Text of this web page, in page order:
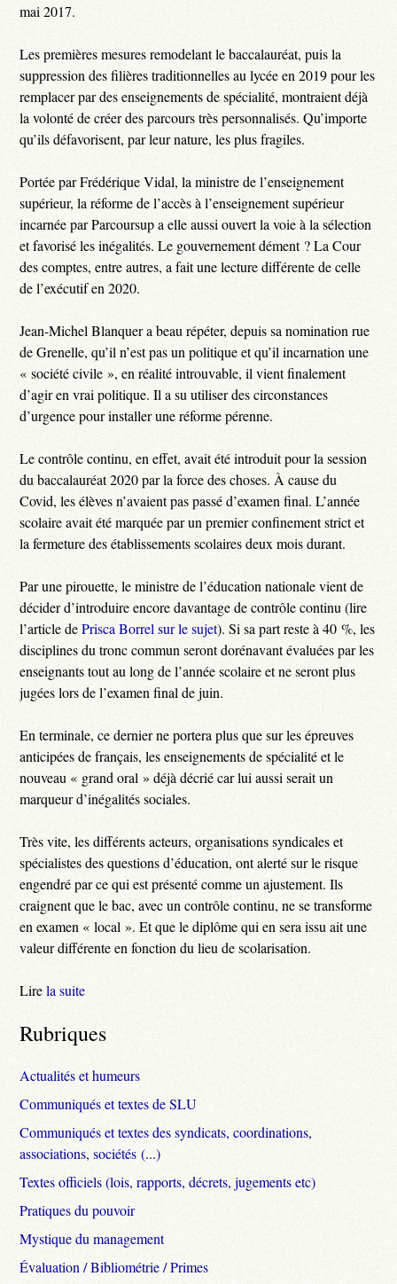
mai 2017.
Les premières mesures remodelant le baccalauréat, puis la
suppression des filières traditionnelles au lycée en 2019 pour les
remplacer par des enseignements de spécialité, montraient déjà
la volonté de créer des parcours très personnalisés. Qu’importe
qu’ils défavorisent, par leur nature, les plus fragiles.
Portée par Frédérique Vidal, la ministre de l’enseignement
supérieur, la réforme de l’accès à l’enseignement supérieur
incarnée par Parcoursup a elle aussi ouvert la voie à la sélection
et favorisé les inégalités. Le gouvernement dément ? La Cour
des comptes, entre autres, a fait une lecture différente de celle
de l’exécutif en 2020.
Jean-Michel Blanquer a beau répéter, depuis sa nomination rue
de Grenelle, qu’il n’est pas un politique et qu’il incarnation une
« société civile », en réalité introuvable, il vient finalement
d’agir en vrai politique. Il a su utiliser des circonstances
d’urgence pour installer une réforme pérenne.
Le contrôle continu, en effet, avait été introduit pour la session
du baccalauréat 2020 par la force des choses. À cause du
Covid, les élèves n’avaient pas passé d’examen final. L’année
scolaire avait été marquée par un premier confinement strict et
la fermeture des établissements scolaires deux mois durant.
Par une pirouette, le ministre de l’éducation nationale vient de
décider d’introduire encore davantage de contrôle continu (lire
l’article dePrisca Borrel sur le sujet). Si sa part reste à 40 %, les
disciplines du tronc commun seront dorénavant évaluées par les
enseignants tout au long de l’année scolaire et ne seront plus
jugées lors de l’examen final de juin.
En terminale, ce dernier ne portera plus que sur les épreuves
anticipées de français, les enseignements de spécialité et le
nouveau « grand oral » déjà décrié car lui aussi serait un
marqueur d’inégalités sociales.
Très vite, les différents acteurs, organisations syndicales et
spécialistes des questions d’éducation, ont alerté sur le risque
engendré par ce qui est présenté comme un ajustement. Ils
craignent que le bac, avec un contrôle continu, ne se transforme
en examen « local ». Et que le diplôme qui en sera issu ait une
valeur différente en fonction du lieu de scolarisation.
Lirela suite
Rubriques
Actualités et humeurs
Communiqués et textes de SLU
Communiqués et textes des syndicats, coordinations,
associations, sociétés (...)
Textes officiels (lois, rapports, décrets, jugements etc)
Pratiques du pouvoir
Mystique du management
Évaluation / Bibliométrie / Primes